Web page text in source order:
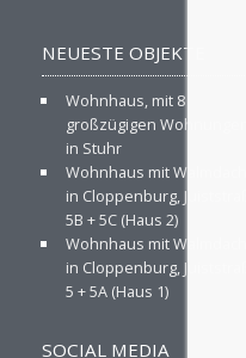
NEUESTE OBJEKTE
Wohnhaus, mit 8
großzügigen Wohnungen
in Stuhr
Wohnhaus mit Walmdach
in Cloppenburg,
5B + 5C (Haus 2)
Wohnhaus mit Walmdach
in Cloppenburg,
5 + 5A (Haus 1)
SOCIAL MEDIA